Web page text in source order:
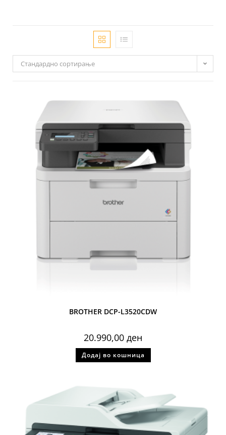
Стандардно сортирање
BROTHER DCP-L3520CDW
20.990,00 ден
Додај во кошница